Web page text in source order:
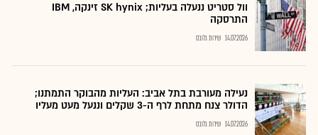
וול סטריט ננעלה בעליות; SK hynix זינקה, IBM
התרסקה
14.07.2026 שירות גלובס
נעילה מעורבת בתל אביב: העליות מהבוקר התמתנו;
הדולר צנח מתחת לרף ה-3 שקלים וננעל מעט מעליו
14.07.2026 שירות גלובס